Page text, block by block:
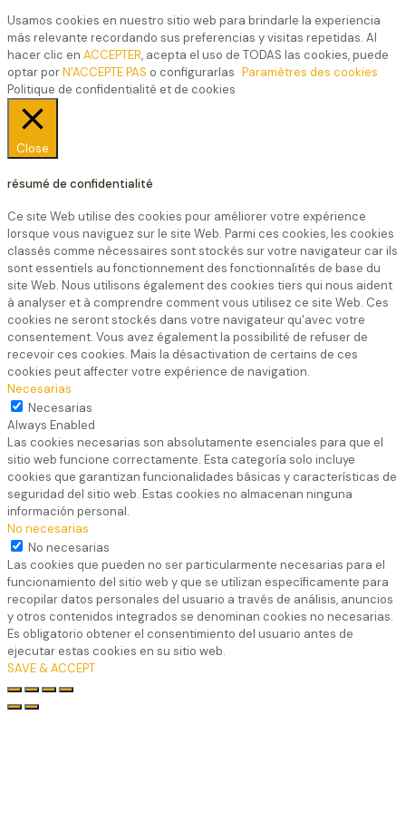
Usamos cookies en nuestro sitio web para brindarle la experiencia
más relevante recordando sus preferencias y visitas repetidas. Al
hacer clic en ACCEPTER, acepta el uso de TODAS las cookies, puede
optar porN'ACCEPTE PAS o configurarlas Paramètres des cookies
Politique de confidentialité et de cookies
Close
résumé de confidentialité
Ce site Web utilise des cookies pour améliorer votre expérience
lorsque vous naviguez sur le site Web. Parmi ces cookies, les cookies
classés comme nécessaires sont stockés sur votre navigateur car ils
sont essentiels au fonctionnement des fonctionnalités de base du
site Web. Nous utilisons également des cookies tiers qui nous aident
à analyser et à comprendre comment vous utilisez ce site Web. Ces
cookies ne seront stockés dans votre navigateur qu'avec votre
consentement. Vous avez également la possibilité de refuser de
recevoir ces cookies. Mais la désactivation de certains de ces
cookies peut affecter votre expérience de navigation.
Necesarias
Necesarias
Always Enabled
Las cookies necesarias son absolutamente esenciales para que el
sitio web funcione correctamente. Esta categoría solo incluye
cookies que garantizan funcionalidades básicas y características de
seguridad del sitio web. Estas cookies no almacenan ninguna
información personal.
No necesarias
No necesarias
Las cookies que pueden no ser particularmente necesarias para el
funcionamiento del sitio web y que se utilizan específicamente para
recopilar datos personales del usuario a través de análisis, anuncios
y otros contenidos integrados se denominan cookies no necesarias.
Es obligatorio obtener el consentimiento del usuario antes de
ejecutar estas cookies en su sitio web.
SAVE & ACCEPT